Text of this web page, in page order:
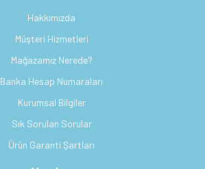
Hakkımızda
Müşteri Hizmetleri
Mağazamız Nerede?
Banka Hesap Numaraları
Kurumsal Bilgiler
Sık Sorulan Sorular
Ürün Garanti Şartları